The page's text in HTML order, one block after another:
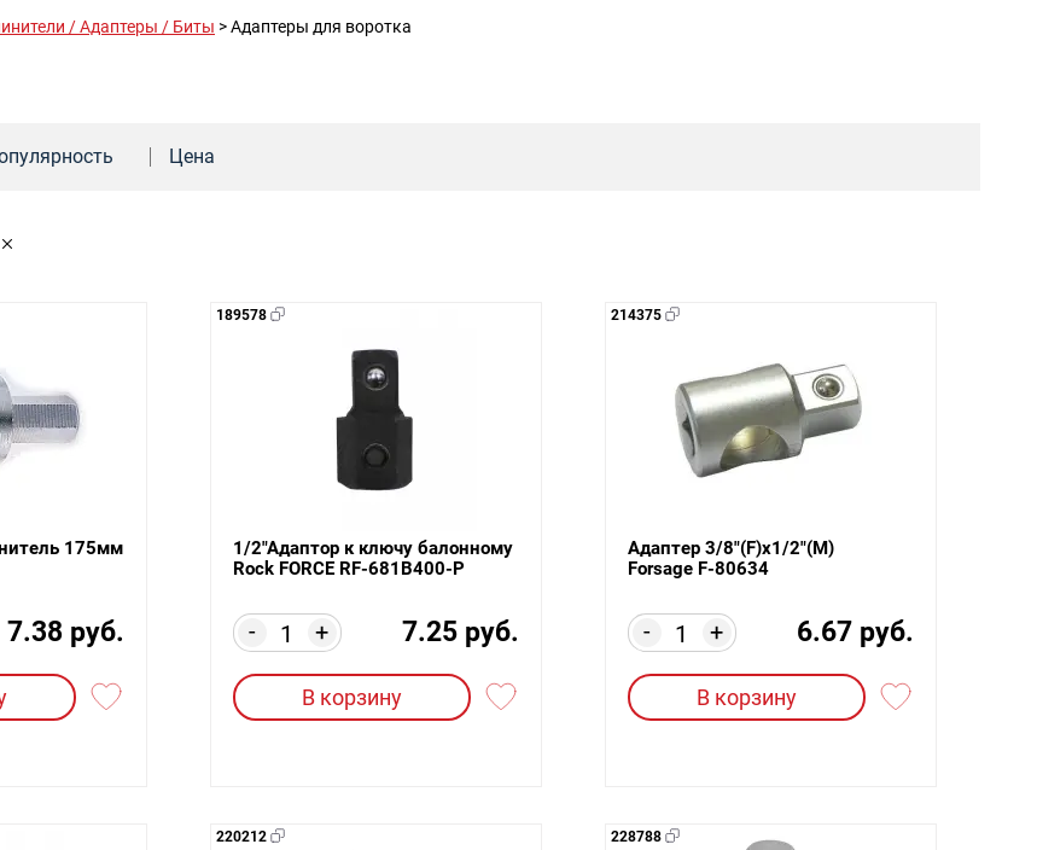
/ Адаптеры / Биты > Адаптеры для воротка
Цена
175мм
7.38 руб.
189578
1/2"Адаптор к ключу балонному
Rock FORCE RF-681B400-P
+
- 7.25 руб.
В корзину
214375
Адаптер 3/8"(F)x1/2"(M)
Forsage F-80634
+
- 6.67 руб.
В корзину
220212 228788